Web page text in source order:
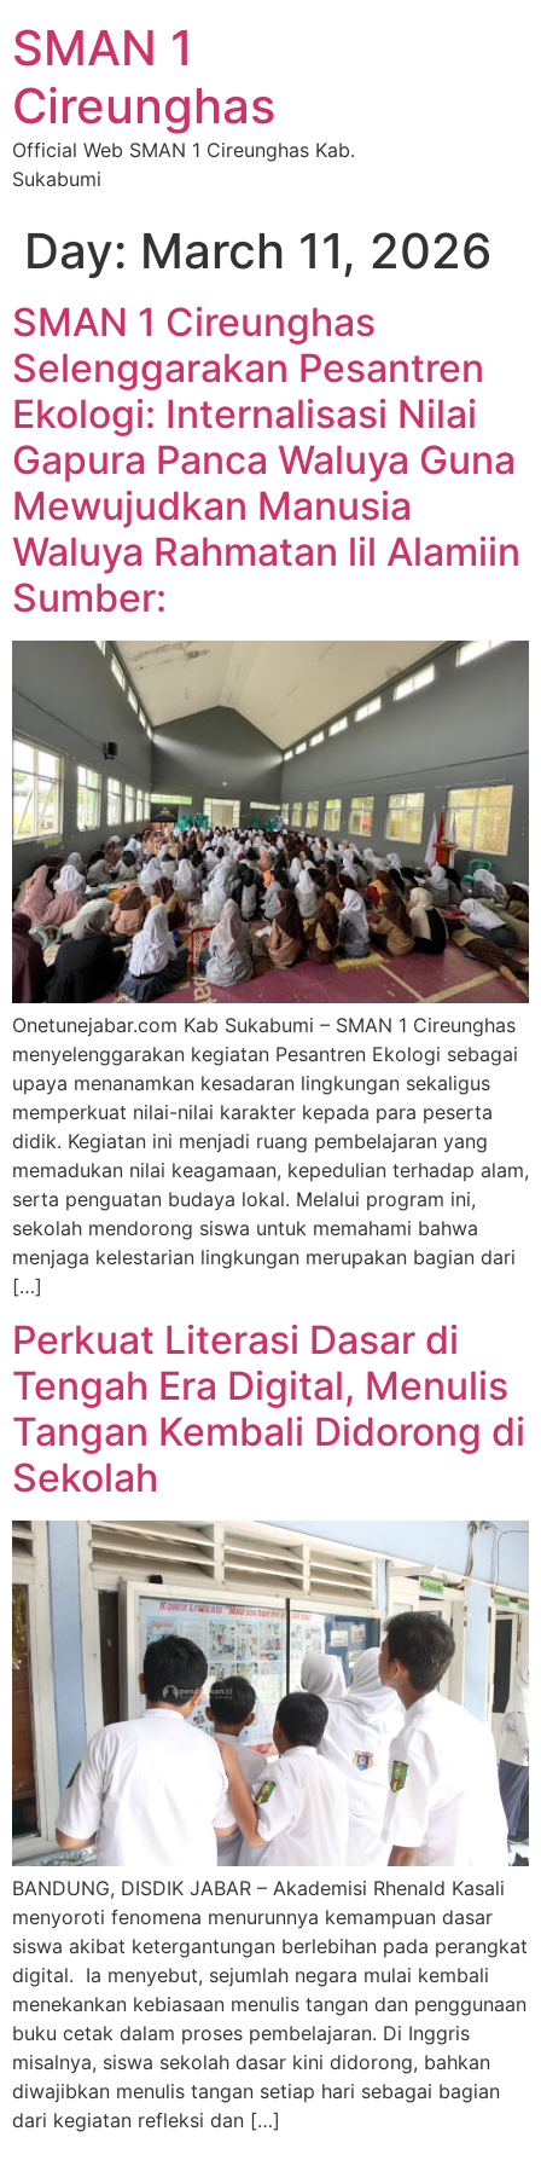
SMAN 1
Cireunghas
Official Web SMAN 1 Cireunghas Kab.
Sukabumi
Day: March 11, 2026
SMAN 1 Cireunghas
Selenggarakan Pesantren
Ekologi: Internalisasi Nilai
Gapura Panca Waluya Guna
Mewujudkan Manusia
Waluya Rahmatan lil Alamiin
Sumber:
Onetunejabar.com Kab Sukabumi – SMAN 1 Cireunghas
menyelenggarakan kegiatan Pesantren Ekologi sebagai
upaya menanamkan kesadaran lingkungan sekaligus
memperkuat nilai-nilai karakter kepada para peserta
didik. Kegiatan ini menjadi ruang pembelajaran yang
memadukan nilai keagamaan, kepedulian terhadap alam,
serta penguatan budaya lokal. Melalui program ini,
sekolah mendorong siswa untuk memahami bahwa
menjaga kelestarian lingkungan merupakan bagian dari
[…]
Perkuat Literasi Dasar di
Tengah Era Digital, Menulis
Tangan Kembali Didorong di
Sekolah
BANDUNG, DISDIK JABAR – Akademisi Rhenald Kasali
menyoroti fenomena menurunnya kemampuan dasar
siswa akibat ketergantungan berlebihan pada perangkat
digital. Ia menyebut, sejumlah negara mulai kembali
menekankan kebiasaan menulis tangan dan penggunaan
buku cetak dalam proses pembelajaran. Di Inggris
misalnya, siswa sekolah dasar kini didorong, bahkan
diwajibkan menulis tangan setiap hari sebagai bagian
dari kegiatan refleksi dan […]